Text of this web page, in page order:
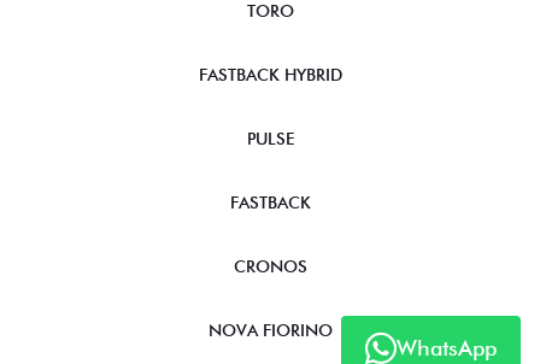
WhatsApp
TORO
FASTBACK HYBRID
PULSE
FASTBACK
CRONOS
NOVA FIORINO